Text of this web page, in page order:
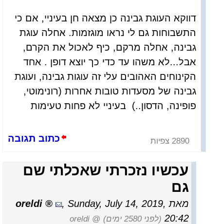
דווקא העוגת גבינה כן מצאה חן בעיניי, אם כי
התשבוחות גם לי נראו מוגזמות. אחלה עוגת
גבינה, אחלה מרקם, כיף לאכול את הקרם,
אבל...לא משהו עד כדי כך יוצא דופן . אחד
הקינוחים האהובים עלי זה עוגות גבינה, ועוגת
גבינה של מסעדות טובות אחרות (רונימוטי,
פופינה, הדסון..) בעיניי לא פחות טעימות
כתוב תגובה 2890 צפיות
עכשיו נזכרתי שאכלתי שם
גם
מאת oreldi , Sunday, July 14, 2019,
20:42 (לפני 2580 ימים) @ oreldi